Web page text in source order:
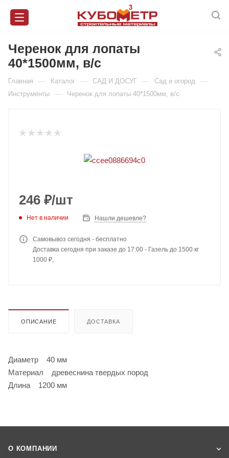
Черенок для лопаты
40*1500мм, в/с
Главная — Каталог — САД И ДОСУГ — Сад и огород —
Инструменты — Черенок для лопаты 40*1500мм, в/с
246 ₽/шт
Нет в наличии Нашли дешевле?
Самовывоз сегодня - бесплатно
Доставка сегодня при заказе до 17:00 - Газель до 1500 кг
1000 ₽,
ОПИСАНИЕ ДОСТАВКА
Диаметр 40 мм
Материал древеснина твердых пород
Длина 1200 мм
О КОМПАНИИ